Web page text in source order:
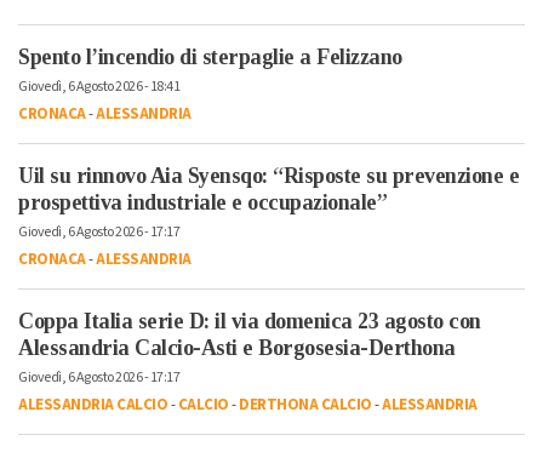
Spento l’incendio di sterpaglie a Felizzano
Giovedì, 6 Agosto 2026 - 18:41
CRONACA-ALESSANDRIA
Uil su rinnovo Aia Syensqo: “Risposte su prevenzione e
prospettiva industriale e occupazionale”
Giovedì, 6 Agosto 2026 - 17:17
CRONACA-ALESSANDRIA
Coppa Italia serie D: il via domenica 23 agosto con
Alessandria Calcio-Asti e Borgosesia-Derthona
Giovedì, 6 Agosto 2026 - 17:17
ALESSANDRIA CALCIO-CALCIO-DERTHONA CALCIO-ALESSANDRIA